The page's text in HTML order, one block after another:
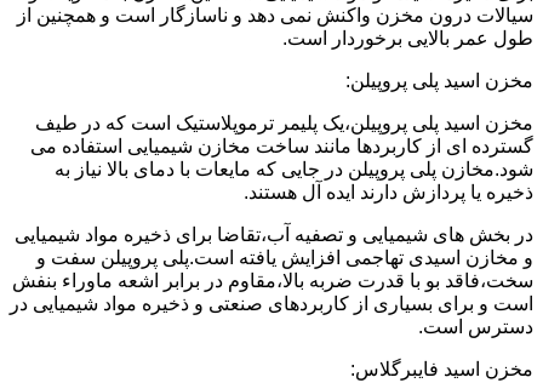
سیالات درون مخزن واکنش نمی دهد و ناسازگار است و همچنین از
طول عمر بالایی برخوردار است.
مخزن اسید پلی پروپیلن:
مخزن اسید پلی پروپیلن،یک پلیمر ترموپلاستیک است که در طیف
گسترده ای از کاربردها مانند ساخت مخازن شیمیایی استفاده می
شود.مخازن پلی پروپیلن در جایی که مایعات با دمای بالا نیاز به
ذخیره یا پردازش دارند ایده آل هستند.
در بخش های شیمیایی و تصفیه آب،تقاضا برای ذخیره مواد شیمیایی
و مخازن اسیدی تهاجمی افزایش یافته است.پلی پروپیلن سفت و
سخت،فاقد بو با قدرت ضربه بالا،مقاوم در برابر اشعه ماوراء بنفش
است و برای بسیاری از کاربردهای صنعتی و ذخیره مواد شیمیایی در
دسترس است.
مخزن اسید فایبرگلاس: